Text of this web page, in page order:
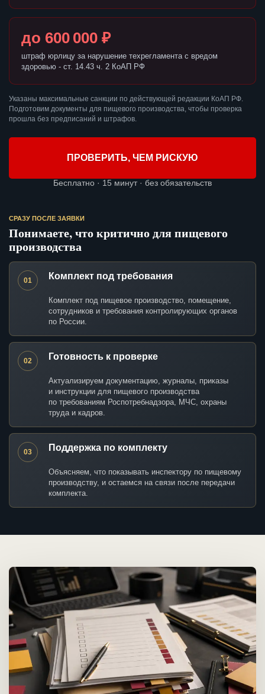
до 600 000 ₽
штраф юрлицу за нарушение техрегламента с вредом
здоровью - ст. 14.43 ч. 2 КоАП РФ
Указаны максимальные санкции по действующей редакции КоАП РФ.
Подготовим документы для пищевого производства, чтобы проверка
прошла без предписаний и штрафов.
ПРОВЕРИТЬ, ЧЕМ РИСКУЮ
Бесплатно · 15 минут · без обязательств
СРАЗУ ПОСЛЕ ЗАЯВКИ
Понимаете, что критично для пищевого
производства
01 Комплект под требования
Комплект под пищевое производство, помещение,
сотрудников и требования контролирующих органов
по России.
02 Готовность к проверке
Актуализируем документацию, журналы, приказы
и инструкции для пищевого производства
по требованиям Роспотребнадзора, МЧС, охраны
труда и кадров.
03 Поддержка по комплекту
Объясняем, что показывать инспектору по пищевому
производству, и остаемся на связи после передачи
комплекта.